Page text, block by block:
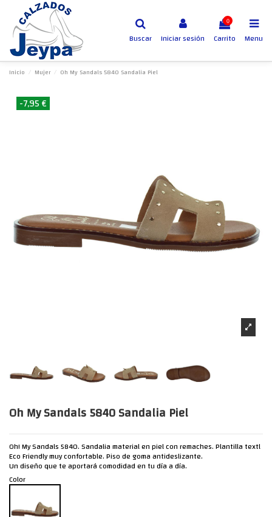
Buscar Iniciar sesión
0
Carrito Menu
Inicio Mujer Oh My Sandals 5840 Sandalia Piel
-7,95 €
Oh My Sandals 5840 Sandalia Piel
Oh! My Sandals 5840. Sandalia material en piel con remaches. Plantilla textl
Eco Friendly muy confortable. Piso de goma antideslizante.
Un diseño que te aportará comodidad en tu día a día.
Color